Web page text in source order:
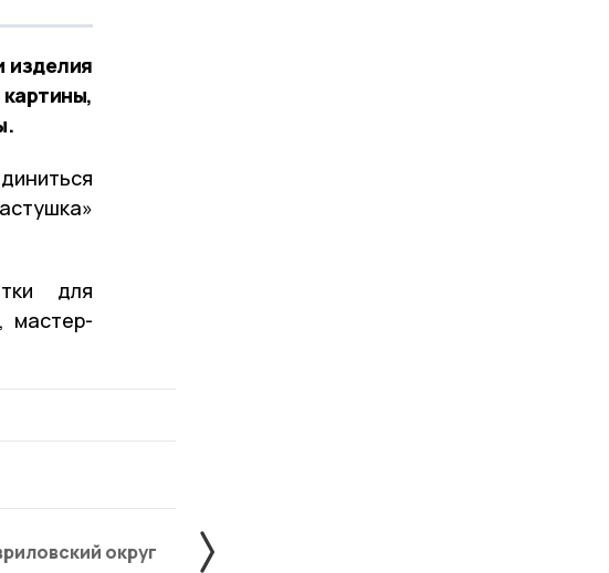
изделия
для
мастер-
округ Жердевский округ